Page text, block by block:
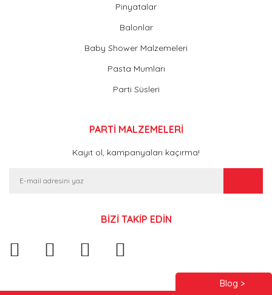
Pinyatalar
Balonlar
Baby Shower Malzemeleri
Pasta Mumları
Parti Süsleri
PARTİ MALZEMELERİ
Kayıt ol, kampanyaları kaçırma!
BİZİ TAKİP EDİN
Blog >